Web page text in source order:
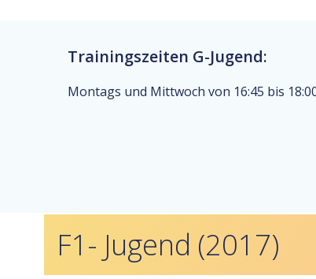
Trainingszeiten G-Jugend:
Montags und Mittwoch von 16:45 bis
F1- Jugend (2017)